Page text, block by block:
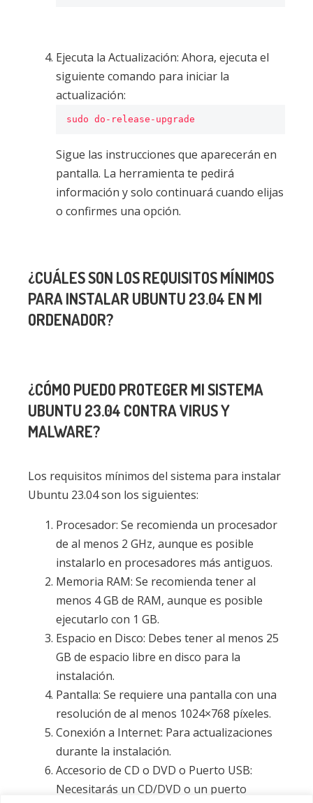
Ejecuta la Actualización: Ahora, ejecuta el
siguiente comando para iniciar la
actualización:
Sigue las instrucciones que aparecerán en
pantalla. La herramienta te pedirá
información y solo continuará cuando elijas
o confirmes una opción.
¿CUÁLES SON LOS REQUISITOS MÍNIMOS
PARA INSTALAR UBUNTU 23.04 EN MI
ORDENADOR?
¿CÓMO PUEDO PROTEGER MI SISTEMA
UBUNTU 23.04 CONTRA VIRUS Y
MALWARE?
Los requisitos mínimos del sistema para instalar
Ubuntu 23.04 son los siguientes:
Procesador: Se recomienda un procesador
de al menos 2 GHz, aunque es posible
instalarlo en procesadores más antiguos.
Memoria RAM: Se recomienda tener al
menos 4 GB de RAM, aunque es posible
ejecutarlo con 1 GB.
Espacio en Disco: Debes tener al menos 25
GB de espacio libre en disco para la
instalación.
Pantalla: Se requiere una pantalla con una
resolución de al menos 1024×768 píxeles.
Conexión a Internet: Para actualizaciones
durante la instalación.
Accesorio de CD o DVD o Puerto USB:
Necesitarás un CD/DVD o un puerto